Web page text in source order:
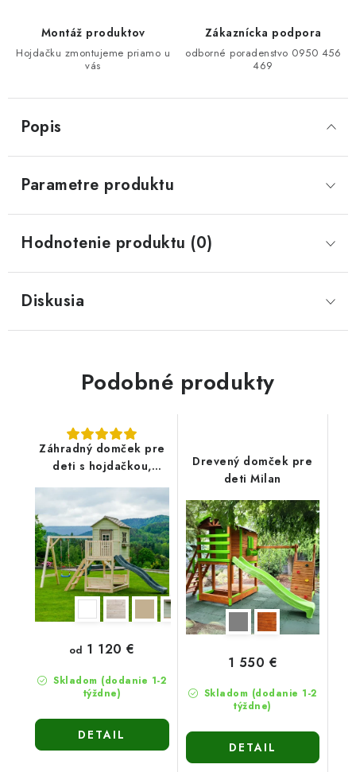
Montáž produktov
Hojdačku zmontujeme priamo u
vás
Zákaznícka podpora
odborné poradenstvo 0950 456
469
Popis
Parametre produktu
Hodnotenie produktu (0)
Diskusia
Podobné produkty
Záhradný domček pre
deti s hojdačkou,
šmykľavkou a
pieskoviskom Vanda4
Skladom (dodanie 1-2
týždne)
od 1 120 €
DETAIL
Drevený domček pre
deti Milan
Skladom (dodanie 1-2
týždne)
1 550 €
DETAIL